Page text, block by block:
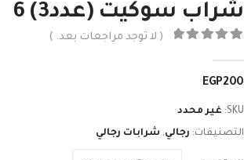
شراب سوكيت (عدد3) 6
( لا توجد مراجعات بعد. )
EGP200
SKU: غير محدد
التصنيفات: رجالي, شرابات رجالي